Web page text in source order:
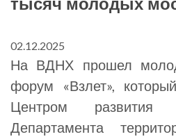
02.12.2025
На ВДНХ прошел
форум «Взлет»,
Центром развития
Департамента